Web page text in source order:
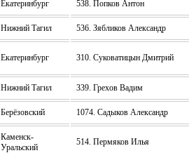
Екатеринбург 538. Попков Антон
Нижний Тагил 536. Зябликов Александр
Екатеринбург 310. Суковатицын Дмитрий
Нижний Тагил 339. Грехов Вадим
Берёзовский 1074. Садыков Александр
Каменск-
Уральский
514. Пермяков Илья